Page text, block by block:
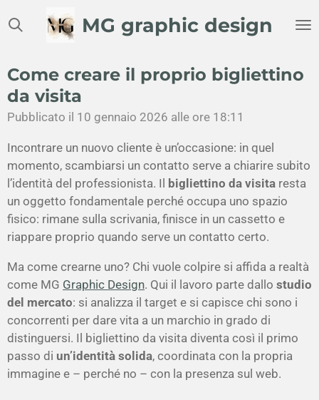
Vai
al
principale
MG graphic design
Come creare il proprio bigliettino
da visita
Pubblicato il 10 gennaio 2026 alle ore 18:11
Incontrare un nuovo cliente è un’occasione: in quel
momento, scambiarsi un contatto serve a chiarire subito
l’identità del professionista. Il bigliettino da visita resta
un oggetto fondamentale perché occupa uno spazio
fisico: rimane sulla scrivania, finisce in un cassetto e
riappare proprio quando serve un contatto certo.
Ma come crearne uno? Chi vuole colpire si affida a realtà
come MG Graphic Design. Qui il lavoro parte dallo studio
del mercato: si analizza il target e si capisce chi sono i
concorrenti per dare vita a un marchio in grado di
distinguersi. Il bigliettino da visita diventa così il primo
passo di un’identità solida, coordinata con la propria
immagine e – perché no – con la presenza sul web.